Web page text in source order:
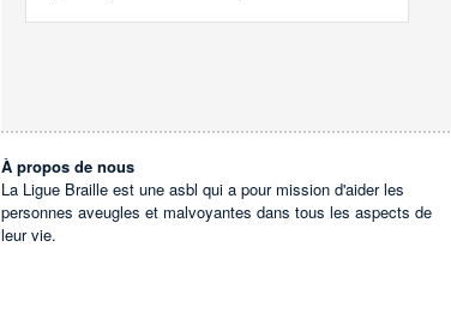
À propos de nous
La Ligue Braille est une asbl qui a pour mission d'aider les
personnes aveugles et malvoyantes dans tous les aspects de
leur vie.